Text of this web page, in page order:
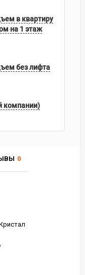
0
в квартиру
на 1 этаж
без лифта
компании)